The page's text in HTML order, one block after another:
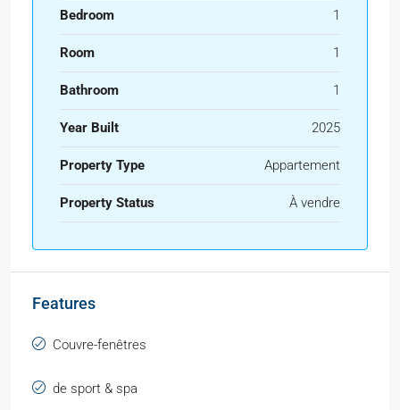
Bedroom 1
Room 1
Bathroom 1
Year Built 2025
Property Type Appartement
Property Status À vendre
Features
Couvre-fenêtres
de sport & spa